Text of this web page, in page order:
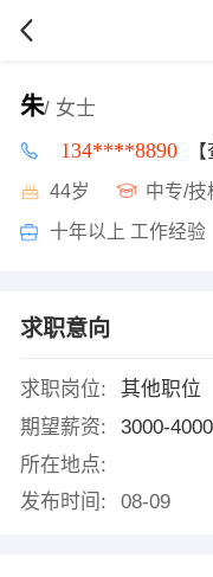
朱/ 女士
134****8890
44岁 中专/技
十年以上 工作经验
求职意向
求职岗位:
其他职位
期望薪资:
3000-
所在地点:
发布时间:
08-09